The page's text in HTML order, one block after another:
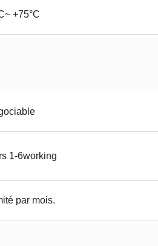
+75°C
1-6working
par mois.